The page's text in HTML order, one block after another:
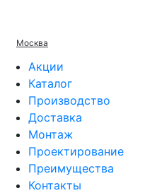
Москва
Акции
Каталог
Производство
Доставка
Монтаж
Проектирование
Преимущества
Контакты